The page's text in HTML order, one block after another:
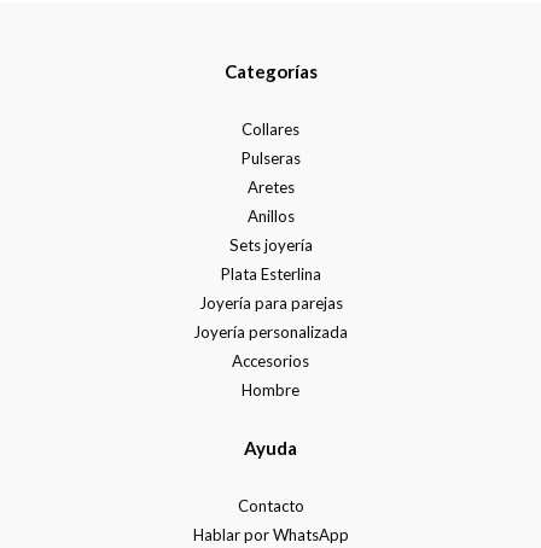
Categorías
Collares
Pulseras
Aretes
Anillos
Sets joyería
Plata Esterlina
Joyería para parejas
Joyería personalizada
Accesorios
Hombre
Ayuda
Contacto
Hablar por WhatsApp